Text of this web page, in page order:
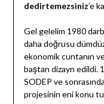
dedirtemezsiniz’e
Gel gelelim 1980
daha doğrusu
ekonomik cuntanın
baştan dizayn edildi.
SODEP ve
projesinin eni konu